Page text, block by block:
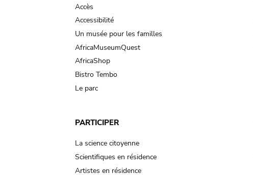
Accès
Accessibilité
Un musée pour les familles
AfricaMuseumQuest
AfricaShop
Bistro Tembo
Le parc
PARTICIPER
La science citoyenne
Scientifiques en résidence
Artistes en résidence